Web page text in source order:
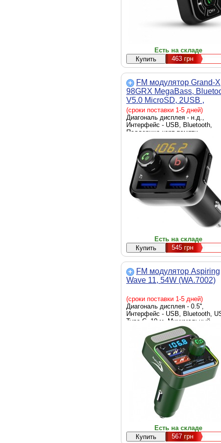
Есть на складе
463грн
FM модулятор Grand-X
98GRX MegaBass,
V5.0 MicroSD, 2USB ,
MegaBass, han (98GRX)
(сроки поставки 1-5 дней)
Диагональ дисплея - н.д.,
Интерфейс - USB, Bluetooth,
Поддержка карт памяти -
microSD, 10 м, Минимальный
частотный диапазон, МГц -
Максимальный частотный
диапазон, МГц - 108,
с телефона, управление
на трансмиттере,
Воспроизводимые форматы -
WMA, Цвет - черный
Есть на складе
545грн
FM модулятор Aspiring
Wave 11, 54W (WA.7002)
(сроки поставки 1-5 дней)
Диагональ дисплея - 0.5'',
Интерфейс - USB, Bluetooth,
Type-C, 10 м, Минимальный
частотный диапазон, МГц -
Максимальный частотный
диапазон, МГц - 108,
Воспроизводимые форматы -
MP3, WMA, WAV, APE, FLAC,
Дополнительные
поддержка технологии DSP,
функция автоматического
отключения питания,
технологии передачи stereo
поддержка быстрого заряжания
PD (20W): 5 V/3 A, 9 V/2.22 A,
V/1.67 A, bluetooth 5.3
A2DP, AVRCP, HFP, HSP,
поддержка быстрого заряжания
QC3.0 (18W): 5 V/3 A, 9 V/2
Есть на складе
567грн